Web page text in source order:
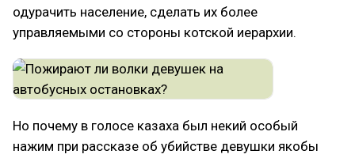
одурачить население, сделать их более
управляемыми со стороны котской иерархии.
Но почему в голосе казаха был некий особый
нажим при рассказе об убийстве девушки якобы